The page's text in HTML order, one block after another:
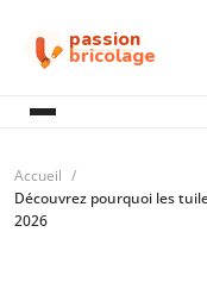
passion
bricolage
Accueil
Découvrez pourquoi les
2026